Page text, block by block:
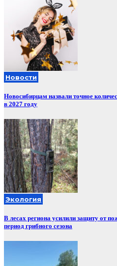
Новости
Новосибирцам назвали точное
в 2027 году
Экология
В лесах региона усилили защиту от
период грибного сезона